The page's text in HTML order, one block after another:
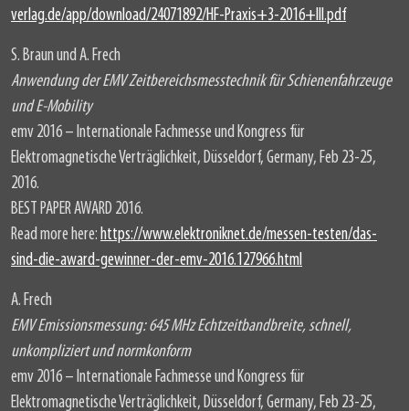
verlag.de/app/download/24071892/HF-Praxis+3-2016+III.pdf
S. Braun und A. Frech
Anwendung der EMV Zeitbereichsmesstechnik für Schienenfahrzeuge
und E-Mobility
emv 2016 – Internationale Fachmesse und Kongress für
Elektromagnetische Verträglichkeit, Düsseldorf, Germany, Feb 23-25,
2016.
BEST PAPER AWARD 2016.
Read more here: https://www.elektroniknet.de/messen-testen/das-
sind-die-award-gewinner-der-emv-2016.127966.html
A. Frech
EMV Emissionsmessung: 645 MHz Echtzeitbandbreite, schnell,
unkompliziert und normkonform
emv 2016 – Internationale Fachmesse und Kongress für
Elektromagnetische Verträglichkeit, Düsseldorf, Germany, Feb 23-25,